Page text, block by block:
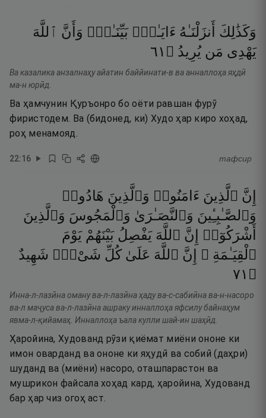
وَكَذَٰلِكَ أَنزَلْنَـٰهُ ءَايَـٰتٍۭ بَيِّنَـٰتٍۢ وَأَنَّ ٱللَّهَ
يَهْدِى مَن يُرِيدُ ۝ ١٦
Ва казалика анзалнаҳу айатин баййинати-в ва анналлоҳа яҳдӣ
ма-н юрӣд.
Ва ҳамчунин Қуръонро бо оёти равшан фурӯ
фиристодем. Ва (бидонед, ки) Худо ҳар киро хоҳад,
роҳ менамояд.
22:16 тафсир
إِنَّ ٱلَّذِينَ ءَامَنُوا۟ وَٱلَّذِينَ هَادُوا۟
وَٱلصَّـٰبِـِٔينَ وَٱلنَّصَـٰرَىٰ وَٱلْمَجُوسَ وَٱلَّذِينَ
أَشْرَكُوٓا۟
إِنَّ ٱللَّهَ يَفْصِلُ بَيْنَهُمْ يَوْمَ
ٱلْقِيَـٰمَةِ ۚ
إِنَّ ٱللَّهَ عَلَىٰ كُلِّ شَىْءٍۢ شَهِيدٌ
۝ ١٧
Инна-л-лазӣна оману ва-л-лазӣна ҳаду ва-с-сабиӣна ва-н-насоро
ва-л маҷуса ва-л-лазӣна ашраку инналлоҳа яфсилу байнаҳум
явма-л-қийамаҳ. Инналлоҳа ъала кулли шай-ин шаҳӣд.
Ҳаройина, Худованд рӯзи қиёмат миёни ононе ки
имон оварданд ва ононе ки яҳудӣ ва собиӣ (даҳри)
шуданд ва (миёни) насоро, оташпарастон ва
мушрикон файсала хоҳад кард, ҳаройина, Худованд
бар ҳар чиз огоҳ аст.